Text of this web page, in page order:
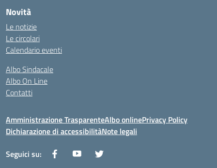
Novità
Le notizie
Le circolari
Calendario eventi
Albo Sindacale
Albo On Line
Contatti
Amministrazione TrasparenteAlbo onlinePrivacy Policy
Dichiarazione di accessibilitàNote legali
Seguici su: